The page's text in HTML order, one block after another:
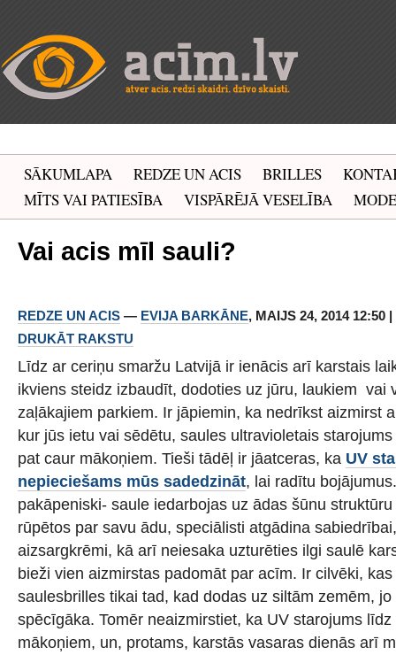
SĀKUMLAPA REDZE UN ACIS BRILLES
MĪTS VAI PATIESĪBA
VISPĀRĒJĀ VESELĪBA MODE
Vai acis mīl sauli?
REDZE UN ACIS — EVIJA BARKĀNE, MAIJS 24, 2014 12:50
DRUKĀT RAKSTU
Līdz ar ceriņu smaržu Latvijā ir ienācis arī karstais
ikviens steidz izbaudīt, dodoties uz jūru, laukiem vai
zaļākajiem parkiem. Ir jāpiemin, ka nedrīkst aizmirst
kur jūs ietu vai sēdētu, saules ultravioletais
pat caur mākoņiem. Tieši tādēļ ir jāatceras, ka UV
nepieciešams mūs sadedzināt, lai radītu
pakāpeniski- saule iedarbojas uz ādas šūnu
rūpētos par savu ādu, speciālisti atgādina
aizsargkrēmi, kā arī neiesaka uzturēties ilgi saulē
bieži vien aizmirstas padomāt par acīm. Ir cilvēki,
saulesbrilles tikai tad, kad dodas uz siltām zemēm,
spēcīgāka. Tomēr neaizmirstiet, ka UV starojums
mākoņiem, un, protams, karstās vasaras dienās arī